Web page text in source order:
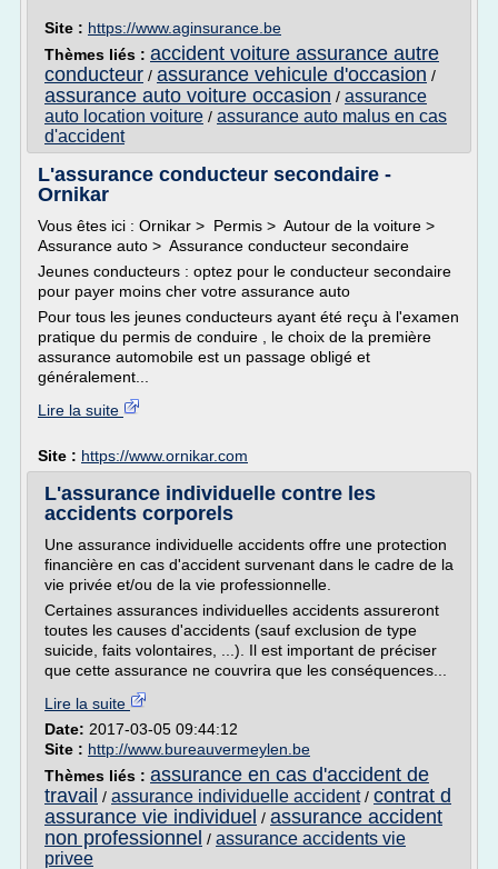
Site : https://www.aginsurance.be
Thèmes liés : accident voiture assurance autre
conducteur / assurance vehicule d'occasion /
assurance auto voiture occasion / assurance
auto location voiture / assurance auto malus en cas
d'accident
L'assurance conducteur secondaire -
Ornikar
Vous êtes ici : Ornikar > Permis > Autour de la voiture >
Assurance auto > Assurance conducteur secondaire
Jeunes conducteurs : optez pour le conducteur secondaire
pour payer moins cher votre assurance auto
Pour tous les jeunes conducteurs ayant été reçu à l'examen
pratique du permis de conduire , le choix de la première
assurance automobile est un passage obligé et
généralement...
Lire la suite
Site : https://www.ornikar.com
L'assurance individuelle contre les
accidents corporels
Une assurance individuelle accidents offre une protection
financière en cas d'accident survenant dans le cadre de la
vie privée et/ou de la vie professionnelle.
Certaines assurances individuelles accidents assureront
toutes les causes d'accidents (sauf exclusion de type
suicide, faits volontaires, ...). Il est important de préciser
que cette assurance ne couvrira que les conséquences...
Lire la suite
Date: 2017-03-05 09:44:12
Site : http://www.bureauvermeylen.be
Thèmes liés : assurance en cas d'accident de
travail / assurance individuelle accident/ contrat d
assurance vie individuel / assurance accident
non professionnel / assurance accidents vie
privee